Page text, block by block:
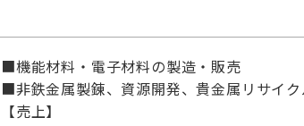
■機能材料・電子材料の製造・販売
■非鉄金属製錬、資源開発、貴金属リサイ
【売上】